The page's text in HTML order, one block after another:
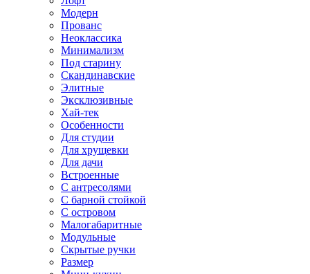
Модерн
Прованс
Неоклассика
Минимализм
Под старину
Скандинавские
Элитные
Эксклюзивные
Хай-тек
Особенности
Для студии
Для хрущевки
Для дачи
Встроенные
С антресолями
С барной стойкой
С островом
Малогабаритные
Модульные
Скрытые ручки
Размер